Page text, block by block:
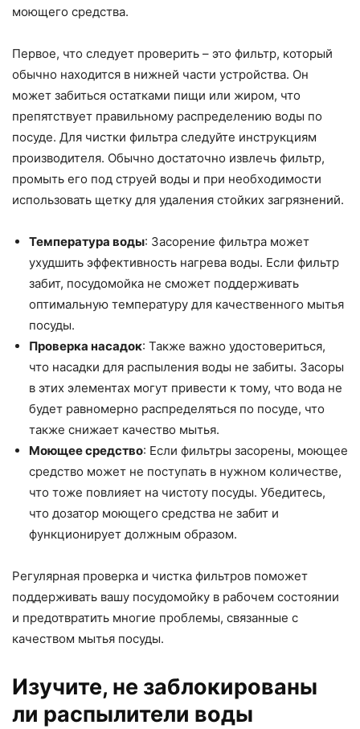
моющего средства.
Первое, что следует проверить – это фильтр, который
обычно находится в нижней части устройства. Он
может забиться остатками пищи или жиром, что
препятствует правильному распределению воды по
посуде. Для чистки фильтра следуйте инструкциям
производителя. Обычно достаточно извлечь фильтр,
промыть его под струей воды и при необходимости
использовать щетку для удаления стойких загрязнений.
Температура воды: Засорение фильтра может
ухудшить эффективность нагрева воды. Если фильтр
забит, посудомойка не сможет поддерживать
оптимальную температуру для качественного мытья
посуды.
Проверка насадок: Также важно удостовериться,
что насадки для распыления воды не забиты. Засоры
в этих элементах могут привести к тому, что вода не
будет равномерно распределяться по посуде, что
также снижает качество мытья.
Моющее средство: Если фильтры засорены, моющее
средство может не поступать в нужном количестве,
что тоже повлияет на чистоту посуды. Убедитесь,
что дозатор моющего средства не забит и
функционирует должным образом.
Регулярная проверка и чистка фильтров поможет
поддерживать вашу посудомойку в рабочем состоянии
и предотвратить многие проблемы, связанные с
качеством мытья посуды.
Изучите, не заблокированы
ли распылители воды